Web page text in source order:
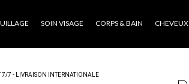
SOIN VISAGE CORPS & BAIN CHEVEUX
7/7 - LIVRAISON INTERNATIONALE